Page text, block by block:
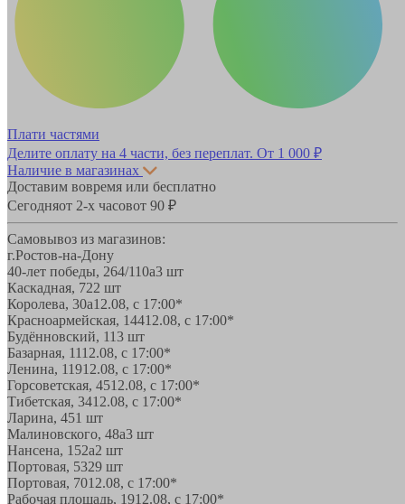
Плати частями
Делите оплату на 4 части, без переплат. От 1 000 ₽
Наличие в магазинах
Доставим вовремя или бесплатно
Сегодняот 2-х часовот 90 ₽
Самовывоз из магазинов:
г.Ростов-на-Дону
40-лет победы, 264/110а3 шт
Каскадная, 722 шт
Королева, 30а12.08, с 17:00*
Красноармейская, 14412.08, с 17:00*
Будённовский, 113 шт
Базарная, 1112.08, с 17:00*
Ленина, 11912.08, с 17:00*
Горсоветская, 4512.08, с 17:00*
Тибетская, 3412.08, с 17:00*
Ларина, 451 шт
Малиновского, 48а3 шт
Нансена, 152а2 шт
Портовая, 5329 шт
Портовая, 7012.08, с 17:00*
Рабочая площадь, 1912.08, с 17:00*